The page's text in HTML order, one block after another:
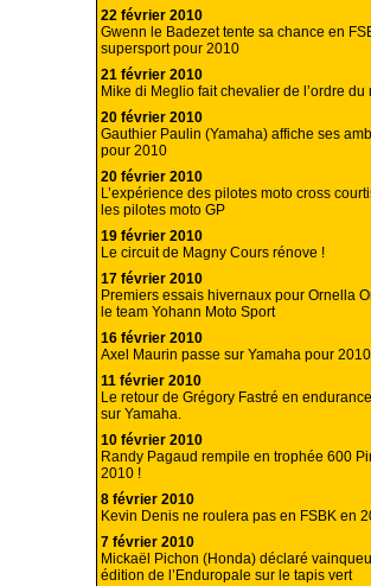
22 février 2010
Gwenn le Badezet tente sa chance en
supersport pour 2010
21 février 2010
Mike di Meglio fait chevalier de l’ordre du
20 février 2010
Gauthier Paulin (Yamaha) affiche ses
pour 2010
20 février 2010
L’expérience des pilotes moto cross
les pilotes moto GP
19 février 2010
Le circuit de Magny Cours rénove !
17 février 2010
Premiers essais hivernaux pour Ornella
le team Yohann Moto Sport
16 février 2010
Axel Maurin passe sur Yamaha pour 2010
11 février 2010
Le retour de Grégory Fastré en
sur Yamaha.
10 février 2010
Randy Pagaud rempile en trophée 600
2010 !
8 février 2010
Kevin Denis ne roulera pas en FSBK en
7 février 2010
Mickaël Pichon (Honda) déclaré
édition de l’Enduropale sur le tapis vert